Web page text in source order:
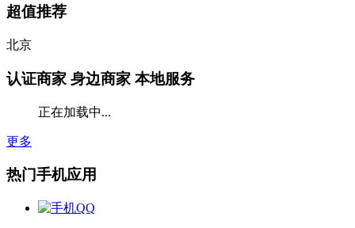
超值推荐
北京
认证商家 身边商家 本地服务
正在加载中...
更多
热门手机应用